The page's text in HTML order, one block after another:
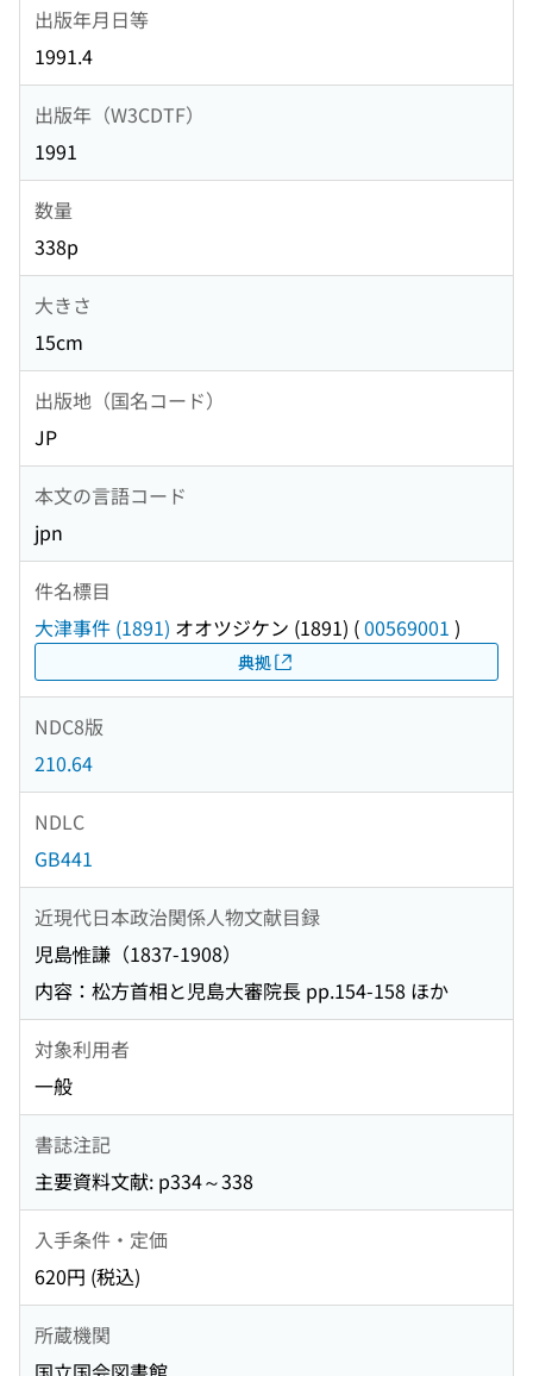
出版年月日等
1991.4
出版年（W3CDTF）
1991
数量
338p
大きさ
15cm
出版地（国名コード）
JP
本文の言語コード
jpn
件名標目
大津事件 (1891) オオツジケン (1891) (00569001 )
典拠
NDC8版
210.64
NDLC
GB441
近現代日本政治関係人物文献目録
児島惟謙（1837-1908）
内容：松方首相と児島大審院長 pp.154-158 ほか
対象利用者
一般
書誌注記
主要資料文献: p334～338
入手条件・定価
620円 (税込)
所蔵機関